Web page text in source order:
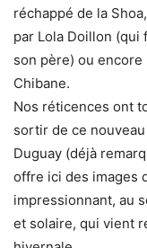
réchappé de la
par Lola Doillon (qui
son père) ou encore
Chibane.
Nos réticences ont
sortir de ce
Duguay (déjà
offre ici des images
impressionnant, au
et solaire, qui vient